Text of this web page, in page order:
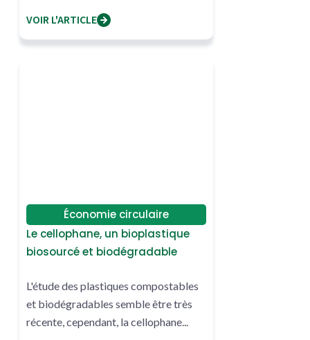
VOIR L'ARTICLE
Économie circulaire
Le cellophane, un bioplastique
biosourcé et biodégradable
L'étude des plastiques compostables
et biodégradables semble être très
récente, cependant, la cellophane...